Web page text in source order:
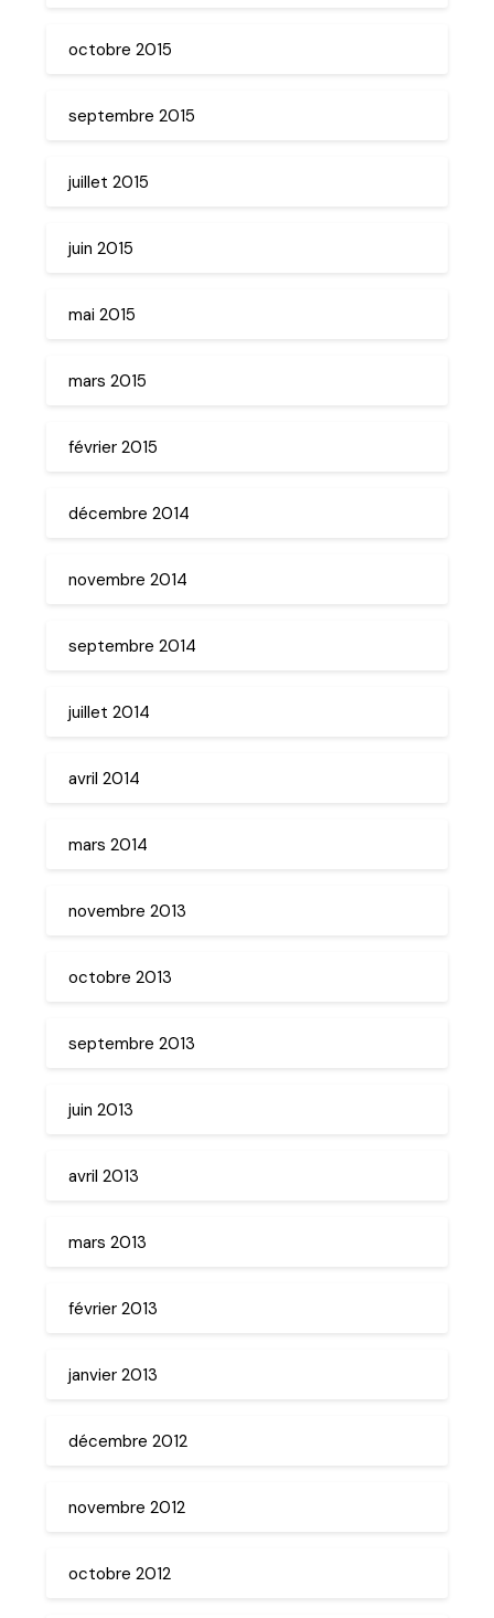
octobre 2015
septembre 2015
juillet 2015
juin 2015
mai 2015
mars 2015
février 2015
décembre 2014
novembre 2014
septembre 2014
juillet 2014
avril 2014
mars 2014
novembre 2013
octobre 2013
septembre 2013
juin 2013
avril 2013
mars 2013
février 2013
janvier 2013
décembre 2012
novembre 2012
octobre 2012